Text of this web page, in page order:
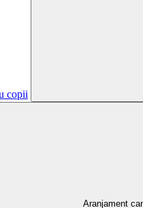
copii
Aranjament